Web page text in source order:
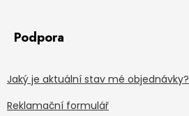
Podpora
Jaký je aktuální stav mé objednávky?
Reklamační formulář